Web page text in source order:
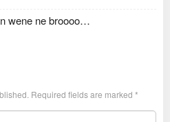
wene ne broooo…
Required fields are marked *